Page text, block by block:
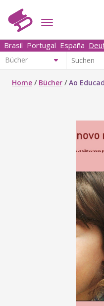
Brasil Portugal España
Home / Bücher /Ao